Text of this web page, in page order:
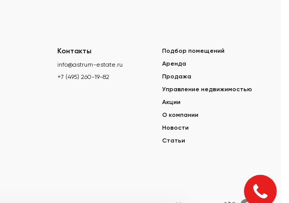
Контакты
info@astrum-estate.ru
+7 (495) 260-19-82
Подбор помещений
Аренда
Продажа
Управление недвижимостью
Акции
О компании
Новости
Статьи